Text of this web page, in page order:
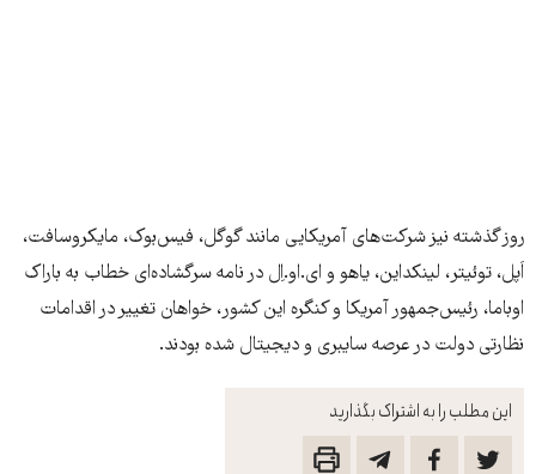
این مطلب را به اشتراک بگذارید
روز گذشته نيز شرکت‌های آمریکایی مانند گوگل، فیس‌بوک، مایکروسافت،
اَپل، توئیتر، لینکداين، یاهو و ای.او.اِل در نامه سرگشاده‌ای خطاب به باراک
اوباما، رئیس‌جمهور آمریکا و کنگره اين کشور، خواهان تغيير در اقدامات
نظارتی دولت در عرصه سايبری و ديجيتال شده بودند.